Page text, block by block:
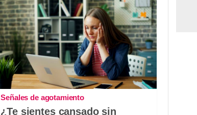
Señales de agotamiento
¿Te sientes cansado sin